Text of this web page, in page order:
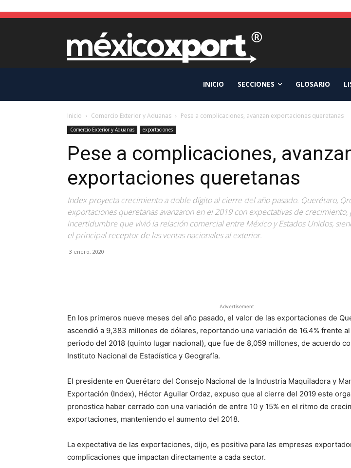
INICIO SECCIONES GLOSARIO
Inicio Comercio Exterior y Aduanas Pese a complicaciones, avanzan exportaciones queretanas
Comercio Exterior y Aduanas exportaciones
Pese a complicaciones,
exportaciones queretanas
Index proyecta crecimiento a doble dígito al cierre del año pasado. Querétaro,
exportaciones queretanas avanzaron en el 2019 con expectativas de crecimiento,
incertidumbre que vivió la relación comercial entre México y Estados Unidos,
el principal receptor de las ventas nacionales al exterior.
3 enero, 2020
Advertisement
En los primeros nueve meses del año pasado, el valor de las exportaciones de
ascendió a 9,383 millones de dólares, reportando una variación de 16.4% frente
periodo del 2018 (quinto lugar nacional), que fue de 8,059 millones, de acuerdo
Instituto Nacional de Estadística y Geografía.
El presidente en Querétaro del Consejo Nacional de la Industria Maquiladora y
Exportación (Index), Héctor Aguilar Ordaz, expuso que al cierre del 2019 este
pronostica haber cerrado con una variación de entre 10 y 15% en el ritmo de
exportaciones, manteniendo el aumento del 2018.
La expectativa de las exportaciones, dijo, es positiva para las empresas
complicaciones que impactan directamente a cada sector.